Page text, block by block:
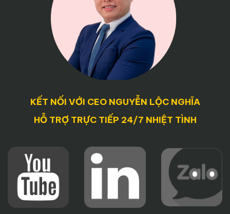
KẾT NỐI VỚI CEO NGUYỄN LỘC NGHĨA
HỖ TRỢ TRỰC TIẾP 24/7 NHIỆT TÌNH